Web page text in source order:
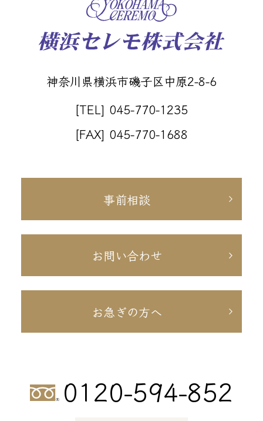
神奈川県横浜市磯子区中原2-8-6
[TEL] 045-770-1235
[FAX] 045-770-1688
事前相談
お問い合わせ
お急ぎの方へ
0120-594-852